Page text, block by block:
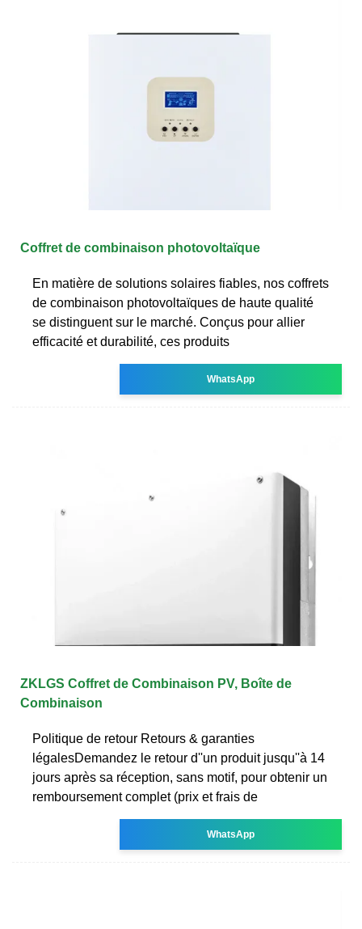
Coffret de combinaison photovoltaïque
En matière de solutions solaires fiables, nos coffrets
de combinaison photovoltaïques de haute qualité
se distinguent sur le marché. Conçus pour allier
efficacité et durabilité, ces produits
WhatsApp
ZKLGS Coffret de Combinaison PV, Boîte de
Combinaison
Politique de retour Retours & garanties
légalesDemandez le retour d''un produit jusqu''à 14
jours après sa réception, sans motif, pour obtenir un
remboursement complet (prix et frais de
WhatsApp